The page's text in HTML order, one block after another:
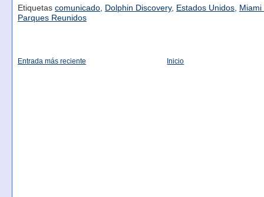
Etiquetas comunicado, Dolphin Discovery, Estados Unidos,
Parques Reunidos
Entrada más reciente Inicio